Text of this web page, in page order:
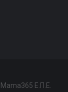
Ε.Π.Ε.